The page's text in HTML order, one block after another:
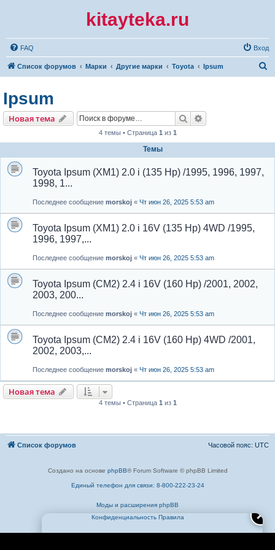
✕
kitayteka.ru
FAQ Вход
Список форумов Марки Другие марки Toyota Ipsum
Ipsum
Новая тема Поиск
4 темы • Страница 1 из 1
Темы
Toyota Ipsum (XM1) 2.0 i (135 Hp) /1995, 1996, 1997,
1998, 1...
Последнее сообщение morskoj « Чт июн 26, 2025 5:53 am
Toyota Ipsum (XM1) 2.0 i 16V (135 Hp) 4WD /1995,
1996, 1997,...
Последнее сообщение morskoj « Чт июн 26, 2025 5:53 am
Toyota Ipsum (CM2) 2.4 i 16V (160 Hp) /2001, 2002,
2003, 200...
Последнее сообщение morskoj « Чт июн 26, 2025 5:53 am
Toyota Ipsum (CM2) 2.4 i 16V (160 Hp) 4WD /2001,
2002, 2003,...
Последнее сообщение morskoj « Чт июн 26, 2025 5:53 am
Новая тема
4 темы • Страница 1 из 1
Список форумов Часовой пояс: UTC
Создано на основе phpBB® Forum Software © phpBB Limited
Единый телефон для связи: 8-800-222-23-24
Моды и расширения phpBB
Конфиденциальность Правила